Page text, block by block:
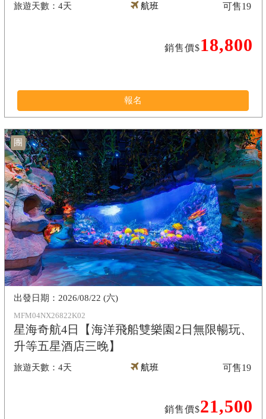
4天 航班
銷售價$18,800
可售19
報名
團
MFM04NX26822K02
星海奇航4日【海洋飛船雙樂園2日無限暢玩、
升等五星酒店三晚】
4天
2026/08/22 (六)
航班
銷售價$21,500
可售19